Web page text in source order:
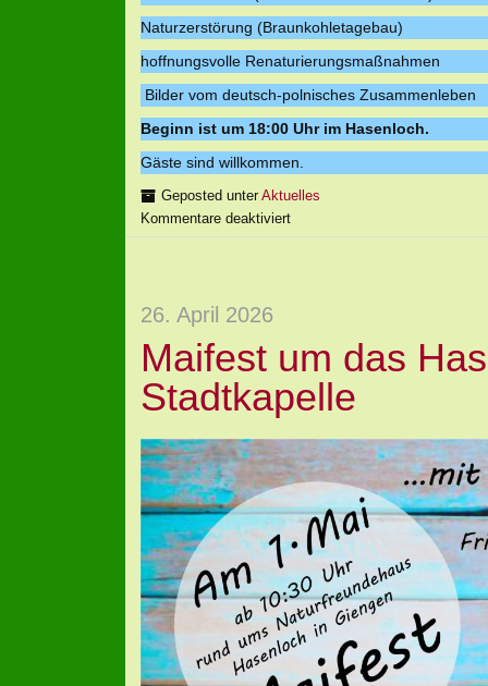
Naturzerstörung (Braunkohletagebau)
hoffnungsvolle Renaturierungsmaßnahmen
Bilder vom deutsch-polnisches Zusammenleben
Beginn ist um 18:00 Uhr im Hasenloch.
Gäste sind willkommen.
Geposted unterAktuelles
Kommentare deaktiviert
26. April 2026
Maifest um das
Stadtkapelle